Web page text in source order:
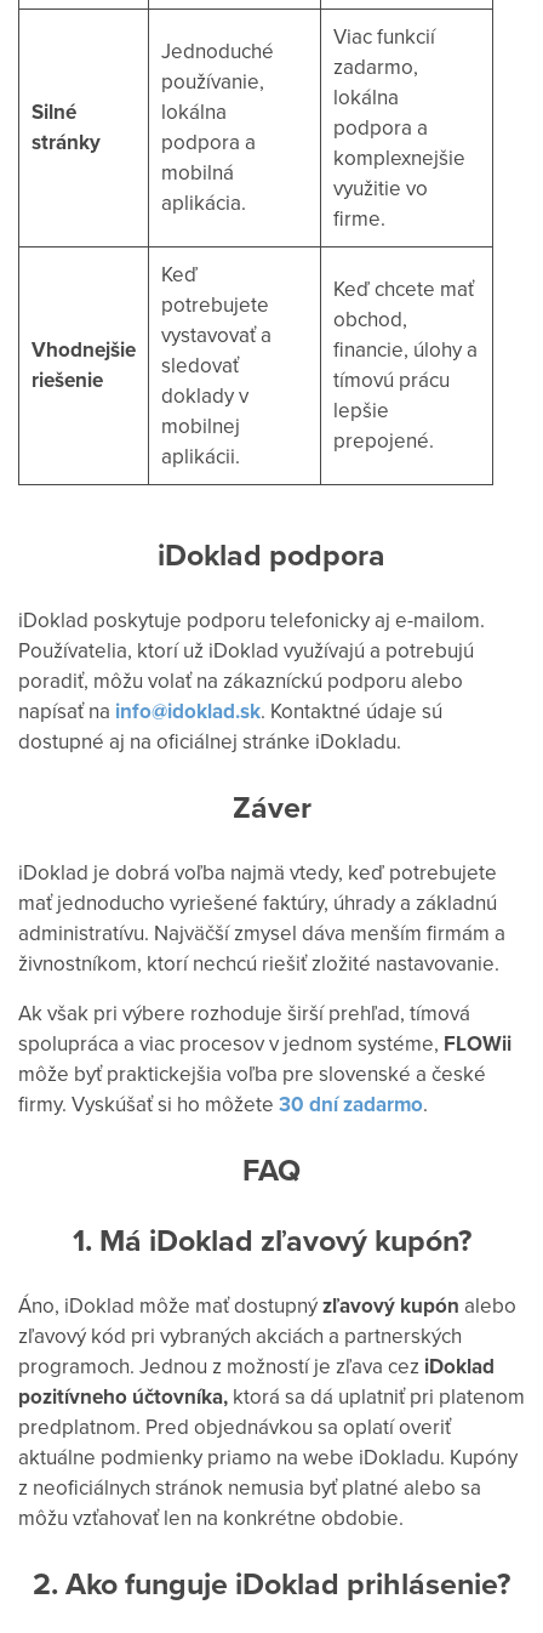
Silné
stránky
Jednoduché
používanie,
lokálna
podpora a
mobilná
aplikácia.
Viac funkcií
zadarmo,
lokálna
podpora a
komplexnejšie
využitie vo
firme.
Vhodnejšie
riešenie
Keď
potrebujete
vystavovať a
sledovať
doklady v
mobilnej
aplikácii.
Keď chcete mať
obchod,
financie, úlohy a
tímovú prácu
lepšie
prepojené.
iDoklad podpora
iDoklad poskytuje podporu telefonicky aj e-mailom.
Používatelia, ktorí už iDoklad využívajú a potrebujú
poradiť, môžu volať na zákazníckú podporu alebo
napísať na info@idoklad.sk. Kontaktné údaje sú
dostupné aj na oficiálnej stránke iDokladu.
Záver
iDoklad je dobrá voľba najmä vtedy, keď potrebujete
mať jednoducho vyriešené faktúry, úhrady a základnú
administratívu. Najväčší zmysel dáva menším firmám a
živnostníkom, ktorí nechcú riešiť zložité nastavovanie.
Ak však pri výbere rozhoduje širší prehľad, tímová
spolupráca a viac procesov v jednom systéme, FLOWii
môže byť praktickejšia voľba pre slovenské a české
firmy. Vyskúšať si ho môžete 30 dní zadarmo.
FAQ
1. Má iDoklad zľavový kupón?
Áno, iDoklad môže mať dostupnýzľavový kupón alebo
zľavový kód pri vybraných akciách a partnerských
programoch. Jednou z možností je zľava cez iDoklad
pozitívneho účtovníka, ktorá sa dá uplatniť pri platenom
predplatnom. Pred objednávkou sa oplatí overiť
aktuálne podmienky priamo na webe iDokladu. Kupóny
z neoficiálnych stránok nemusia byť platné alebo sa
môžu vzťahovať len na konkrétne obdobie.
2. Ako funguje iDoklad prihlásenie?